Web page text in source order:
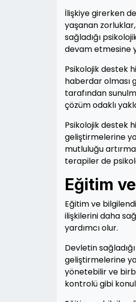
İlişkiye girerken
yaşanan
sağladığı
devam etmesine
Psikolojik destek
haberdar olması
tarafından
çözüm odaklı
Psikolojik destek
geliştirmelerine
mutluluğu
terapiler de
Eğitim
Eğitim ve
ilişkilerini daha
yardımcı olur.
Devletin
geliştirmelerine
yönetebilir ve
kontrolü gibi